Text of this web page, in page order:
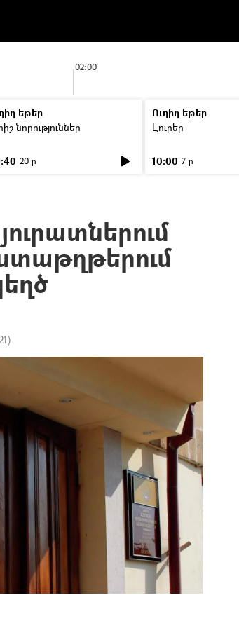
02:00
եթեր
նորություններ
20 ր
Ուղիղ եթեր
Լուրեր
10:00 7 ր
)